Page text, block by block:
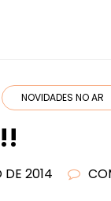
NOVIDADES NO AR
DE 2014